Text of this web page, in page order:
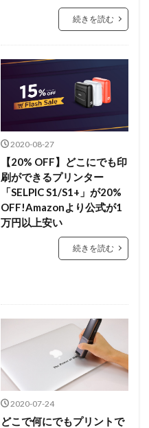
続きを読む
2020-08-27
【20% OFF】どこにでも印
刷ができるプリンター
「SELPIC S1/S1+」が20%
OFF!Amazonより公式が1
万円以上安い
続きを読む
2020-07-24
どこで何にでもプリントで